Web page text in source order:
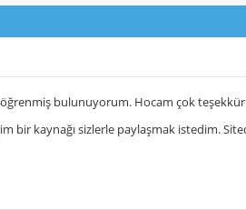
bulunuyorum. Hocam çok
bir kaynağı sizlerle paylaşmak istedim.